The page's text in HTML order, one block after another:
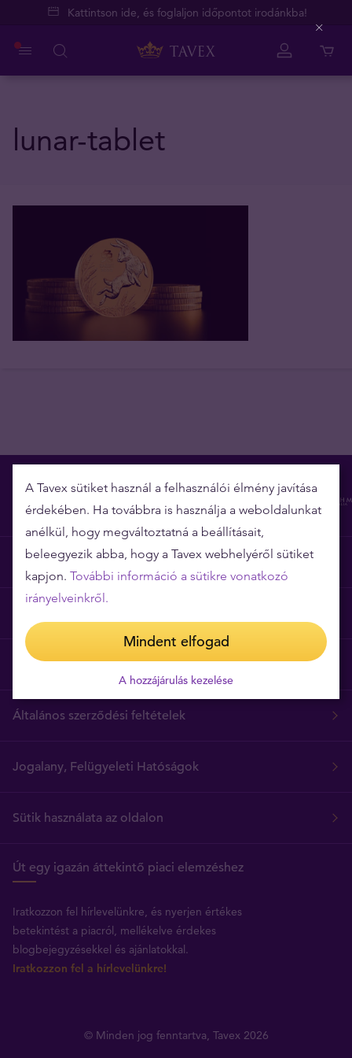
Kattintson ide, és foglaljon időpontot irodánkba!
lunar-tablet
Miért épp a Tavex?
Gyakori kérdések
Általános szerződési feltételek
Jogalany, Felügyeleti Hatóságok
Sütik használata az oldalon
Út egy igazán áttekintő piaci elemzéshez
Iratkozzon fel hírlevelünkre, és nyerjen értékes
betekintést a piacról, mellékelve érdekes
blogbejegyzésekkel és ajánlatokkal.
Iratkozzon fel a hírlevelünkre!
© Minden jog fenntartva, Tavex 2026
A Tavex sütiket használ a felhasználói élmény javítása
érdekében. Ha továbbra is használja a weboldalunkat
anélkül, hogy megváltoztatná a beállításait,
beleegyezik abba, hogy a Tavex webhelyéről sütiket
kapjon. További információ a sütikre vonatkozó
irányelveinkről.
Mindent elfogad
A hozzájárulás kezelése
Close